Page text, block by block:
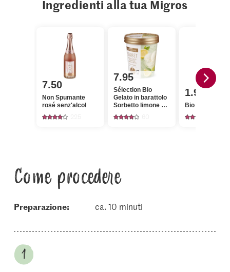
Ingredienti alla tua Migros
7.50
Non Spumante
rosé senz'alcol
7.95
Sélection Bio
Gelato in barattolo
Sorbetto limone e
limetta
1.90
Bio Menta
Come procedere
Preparazione: ca. 10 minuti